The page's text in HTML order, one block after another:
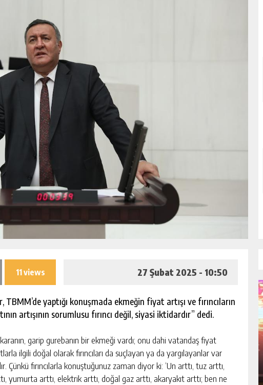
11 views 27 Şubat 2025 - 10:50
yaptığı konuşmada ekmeğin fiyat artışı ve fırıncıların
artışının sorumlusu fırıncı değil, siyasi iktidardır” dedi.
garip gurebanın bir ekmeği vardı; onu dahi vatandaş fiyat
ilgili doğal olarak fırıncıları da suçlayan ya da yargılayanlar var
Çünkü fırıncılarla konuştuğunuz zaman diyor ki: ‘Un arttı, tuz arttı,
yumurta arttı, elektrik arttı, doğal gaz arttı, akaryakıt arttı; ben ne
TEHLİKEDE
GÜNLÜK HABER AKIŞI
İLK VE TEK 7 YILDIZLI TİCARET BORSASI
UNVANI ATB’NİN